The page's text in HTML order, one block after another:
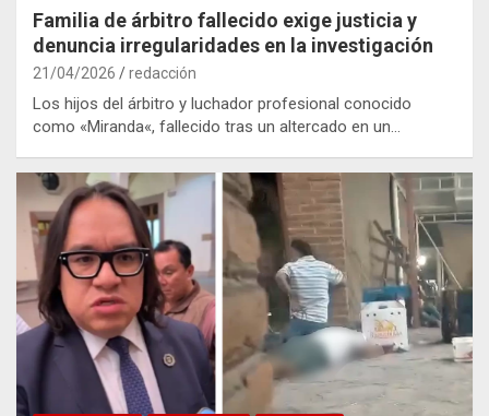
Familia de árbitro fallecido exige justicia y
denuncia irregularidades en la investigación
21/04/2026 redacción
Los hijos del árbitro y luchador profesional conocido
como «Miranda«, fallecido tras un altercado en un…